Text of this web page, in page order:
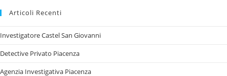
Articoli Recenti
Investigatore Castel San Giovanni
Detective Privato Piacenza
Agenzia Investigativa Piacenza